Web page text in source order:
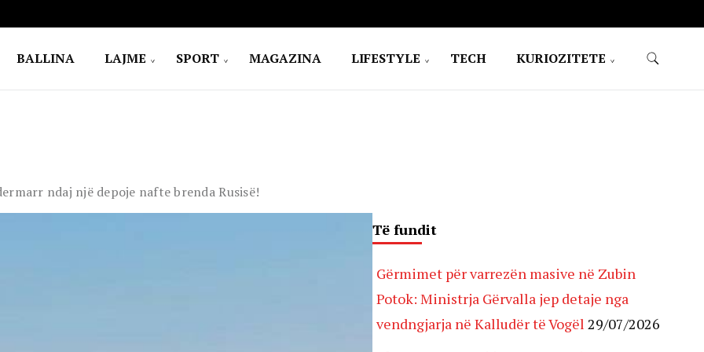
BALLINA LAJME SPORT MAGAZINA LIFESTYLE TECH KURIOZITETE
ndaj një depoje nafte brenda Rusisë!
Të fundit
Gërmimet për varrezën masive në Zubin
Potok: Ministrja Gërvalla jep detaje nga
vendngjarja në Kalludër të Vogël 29/07/2026